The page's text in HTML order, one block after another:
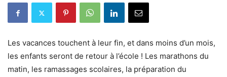
Les vacances touchent à leur fin, et dans moins d’un mois,
les enfants seront de retour à l’école ! Les marathons du
matin, les ramassages scolaires, la préparation du